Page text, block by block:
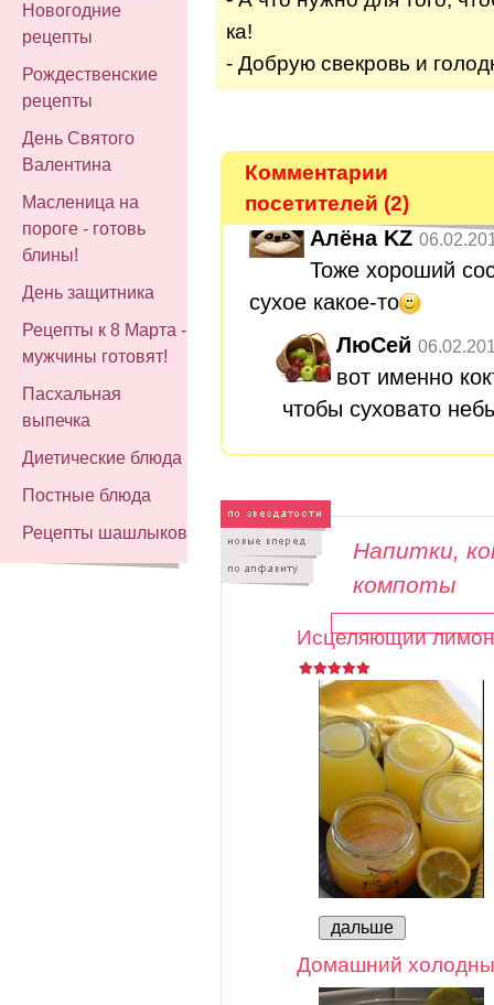
Новогодние
рецепты
Рождественские
рецепты
День Святого
Валентина
Масленица на
пороге - готовь
блины!
День защитника
Рецепты к 8 Марта -
мужчины готовят!
Пасхальная
выпечка
Диетические блюда
Постные блюда
Рецепты шашлыков
ка!
- Добрую свекровь и
Комментарии
посетителей (2)
Алёна KZ
Тоже хороший
сухое какое-то
ЛюСей
вот именно
чтобы суховато
Напитки,
компоты
Исцеляющий
дальше
Домашний